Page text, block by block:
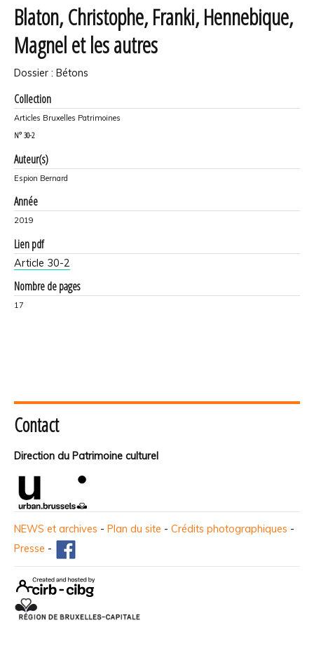
Blaton, Christophe, Franki, Hennebique,
Magnel et les autres
Dossier : Bétons
Collection
Articles Bruxelles Patrimoines
N° 30-2
Auteur(s)
Espion Bernard
Année
2019
Lien pdf
Article 30-2
Nombre de pages
17
Contact
Direction du Patrimoine culturel
NEWS et archives - Plan du site - Crédits photographiques -
Presse -